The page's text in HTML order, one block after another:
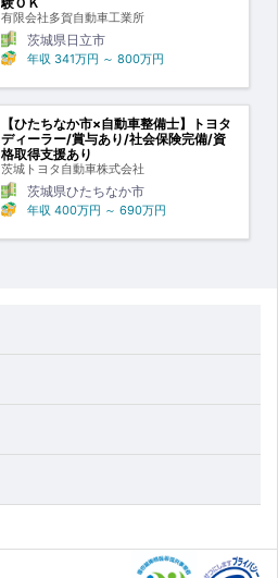
有限会社多賀自動車工業所
茨城県日立市
年収 341万円 ～ 800万円
【ひたちなか市×自動車整備士】トヨタ
ディーラー/賞与あり/社会保険完備/資
格取得支援あり
茨城トヨタ自動車株式会社
茨城県ひたちなか市
年収 400万円 ～ 690万円